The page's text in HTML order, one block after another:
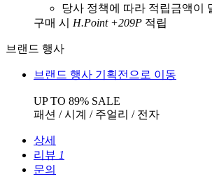
당사 정책에 따라 적립금액이
구매 시 H.Point +209P 적립
브랜드 행사
브랜드 행사 기획전으로 이동
UP TO 89% SALE
패션 / 시계 / 주얼리 / 전자
상세
리뷰 1
문의